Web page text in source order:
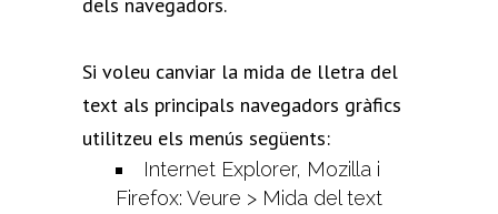
Si voleu canviar la mida de lletra del
text als principals navegadors gràfics
utilitzeu els menús següents:
Internet Explorer, Mozilla i
Firefox: Veure > Mida del text